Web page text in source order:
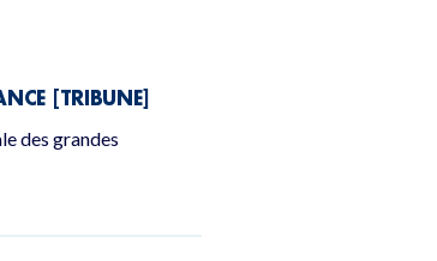
[TRIBUNE]
des grandes